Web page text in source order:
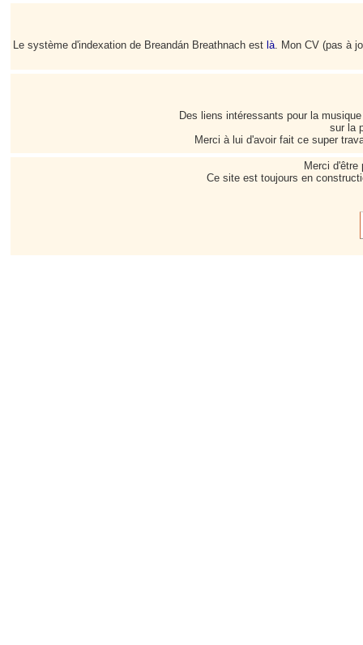
Le système d'indexation de Breandán Breathnach est là . Mon CV (pas à
Des liens intéressants pour la
sur la
Merci à lui d'avoir fait ce super
Merci d'être
Ce site est toujours en